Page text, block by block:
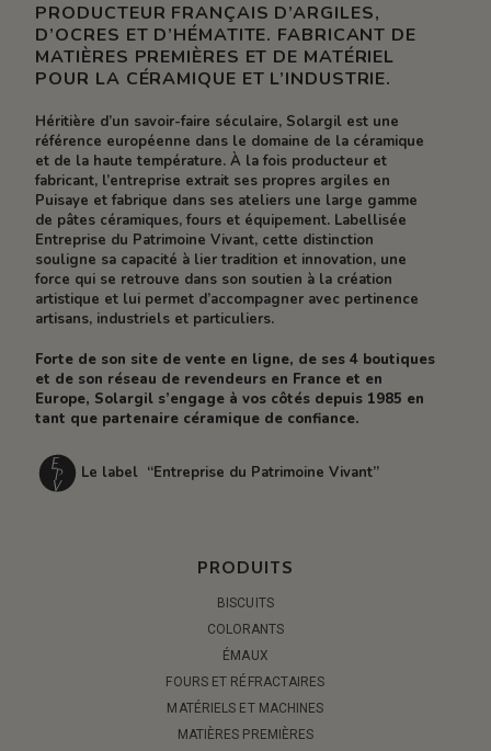
PRODUCTEUR FRANÇAIS D’ARGILES,
D’OCRES ET D’HÉMATITE. FABRICANT DE
MATIÈRES PREMIÈRES ET DE MATÉRIEL
POUR LA CÉRAMIQUE ET L’INDUSTRIE.
Héritière d’un savoir-faire séculaire, Solargil est une
référence européenne dans le domaine de la céramique
et de la haute température. À la fois producteur et
fabricant, l’entreprise extrait ses propres argiles en
Puisaye et fabrique dans ses ateliers une large gamme
de pâtes céramiques, fours et équipement. Labellisée
Entreprise du Patrimoine Vivant, cette distinction
souligne sa capacité à lier tradition et innovation, une
force qui se retrouve dans son soutien à la création
artistique et lui permet d’accompagner avec pertinence
artisans, industriels et particuliers.
Forte de son site de vente en ligne, de ses 4 boutiques
et de son réseau de revendeurs en France et en
Europe, Solargil s’engage à vos côtés depuis 1985 en
tant que partenaire céramique de confiance.
Le label “Entreprise du Patrimoine Vivant”
PRODUITS
BISCUITS
COLORANTS
ÉMAUX
FOURS ET RÉFRACTAIRES
MATÉRIELS ET MACHINES
MATIÈRES PREMIÈRES